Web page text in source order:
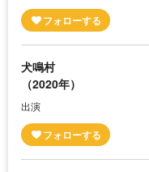
犬鳴村
（2020年）
出演